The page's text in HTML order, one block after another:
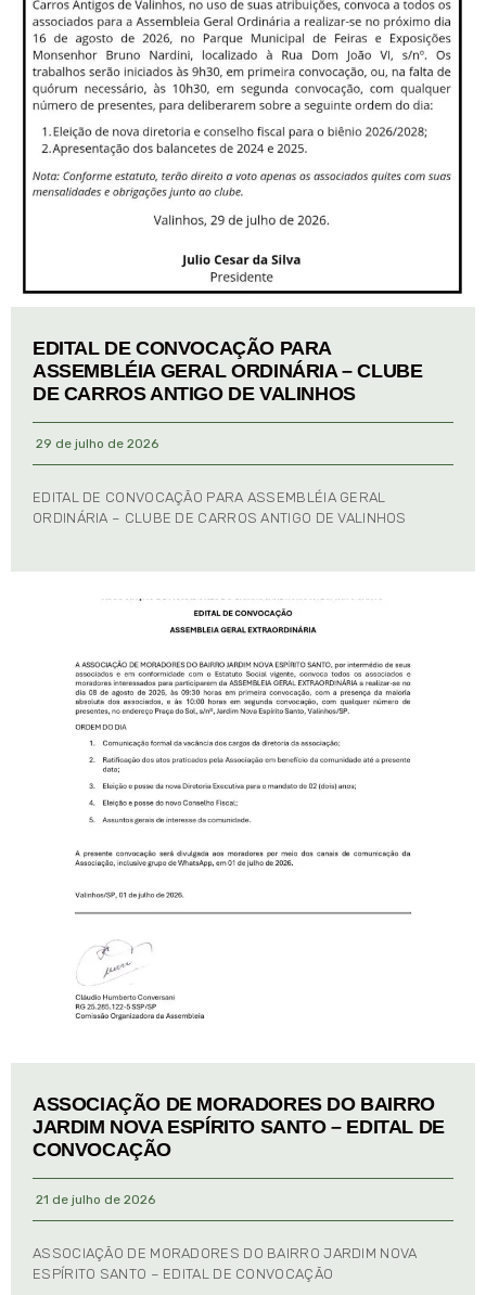
EDITAL DE CONVOCAÇÃO PARA
ASSEMBLÉIA GERAL ORDINÁRIA – CLUBE
DE CARROS ANTIGO DE VALINHOS
29 de julho de 2026
EDITAL DE CONVOCAÇÃO PARA ASSEMBLÉIA GERAL
ORDINÁRIA – CLUBE DE CARROS ANTIGO DE VALINHOS
ASSOCIAÇÃO DE MORADORES DO BAIRRO
JARDIM NOVA ESPÍRITO SANTO – EDITAL DE
CONVOCAÇÃO
21 de julho de 2026
ASSOCIAÇÃO DE MORADORES DO BAIRRO JARDIM NOVA
ESPÍRITO SANTO – EDITAL DE CONVOCAÇÃO